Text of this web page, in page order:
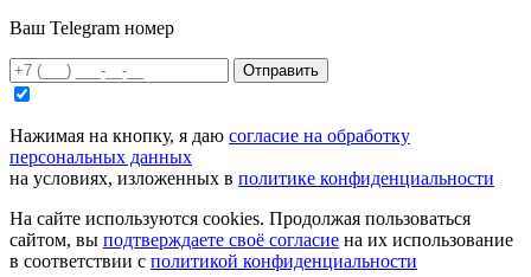
Ваш Telegram номер
Отправить
Нажимая на кнопку, я даю согласие на обработку
персональных данных
на условиях, изложенных в политике конфиденциальности
На сайте используются cookies. Продолжая пользоваться
сайтом, вы подтверждаете своё согласие на их использование
в соответствии с политикой конфиденциальности